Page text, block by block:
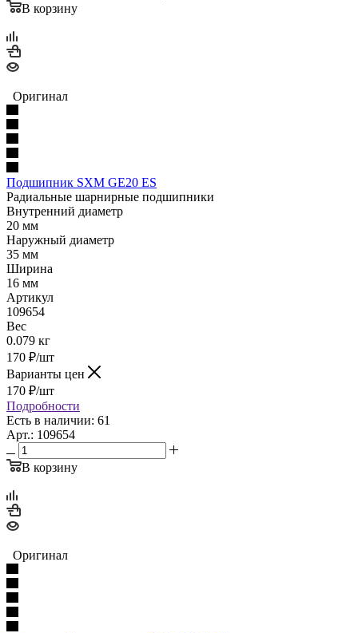
В корзину
Оригинал
Подшипник SXM GE20 ES
Радиальные шарнирные подшипники
Внутренний диаметр
20 мм
Наружный диаметр
35 мм
Ширина
16 мм
Артикул
109654
Вес
0.079 кг
170 ₽/шт
Варианты цен
170 ₽/шт
Подробности
Есть в наличии: 61
Арт.: 109654
В корзину
Оригинал